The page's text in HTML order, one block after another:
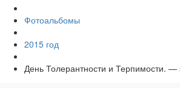
Фотоальбомы
2015 год
День Толерантности и Терпимости. —